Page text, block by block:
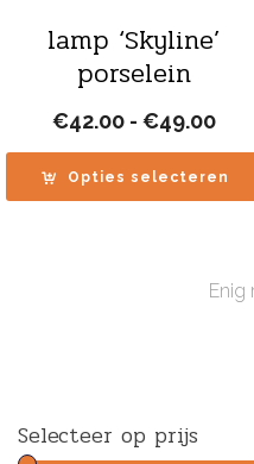
lamp ‘Skyline’
porselein
€42.00 - €49.00
tot
Opties selecteren
Enig
Selecteer op prijs